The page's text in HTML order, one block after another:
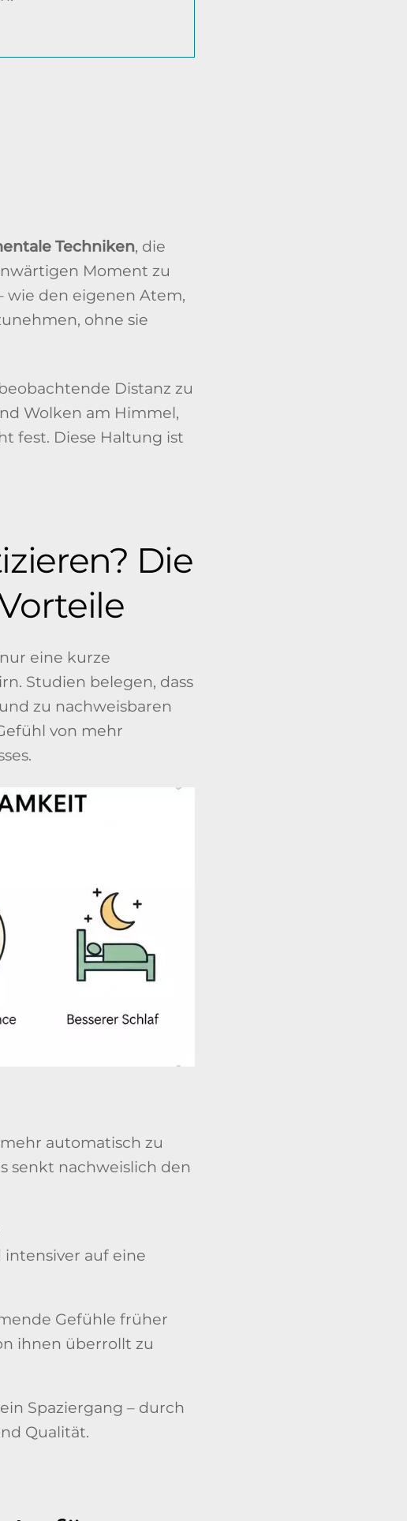
Techniken, die
Moment zu
wie den eigenen Atem,
ohne sie
Distanz zu
Wolken am Himmel,
fest. Diese Haltung ist
Die
eine kurze
Studien belegen, dass
zu nachweisbaren
von mehr
automatisch zu
senkt nachweislich den
intensiver auf eine
Gefühle früher
ihnen überrollt zu
Spaziergang – durch
Qualität.